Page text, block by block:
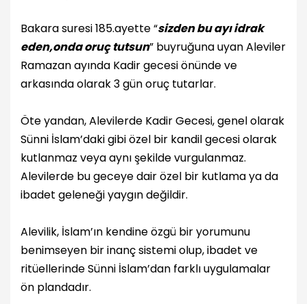
Bakara suresi 185.ayette “sizden bu ayı idrak
eden,onda oruç tutsun” buyruğuna uyan Aleviler
Ramazan ayında Kadir gecesi önünde ve
arkasında olarak 3 gün oruç tutarlar.
Öte yandan, Alevilerde Kadir Gecesi, genel olarak
Sünni İslam’daki gibi özel bir kandil gecesi olarak
kutlanmaz veya aynı şekilde vurgulanmaz.
Alevilerde bu geceye dair özel bir kutlama ya da
ibadet geleneği yaygın değildir.
Alevilik, İslam’ın kendine özgü bir yorumunu
benimseyen bir inanç sistemi olup, ibadet ve
ritüellerinde Sünni İslam’dan farklı uygulamalar
ön plandadır.